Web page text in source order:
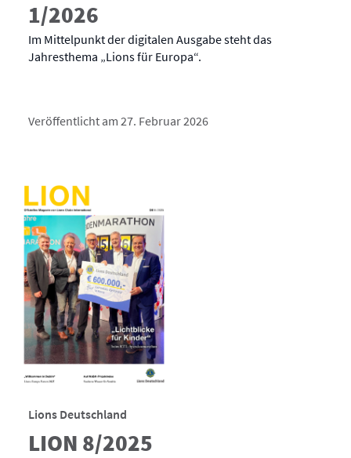
1/2026
Im Mittelpunkt der digitalen Ausgabe steht das
Jahresthema „Lions für Europa“.
Veröffentlicht am 27. Februar 2026
Lions Deutschland
LION 8/2025